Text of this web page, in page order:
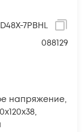
7PBHL
088129
напряжение,